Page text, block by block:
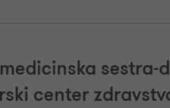
center